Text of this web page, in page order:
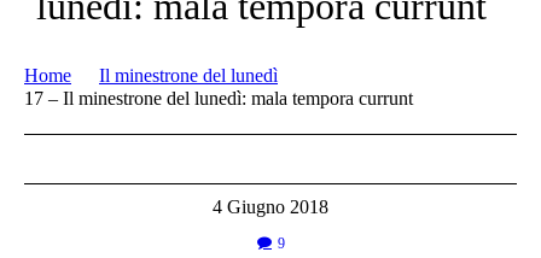
Home
Il minestrone del lunedì
17 – Il minestrone del lunedì: mala tempora currunt
4 Giugno 2018
9